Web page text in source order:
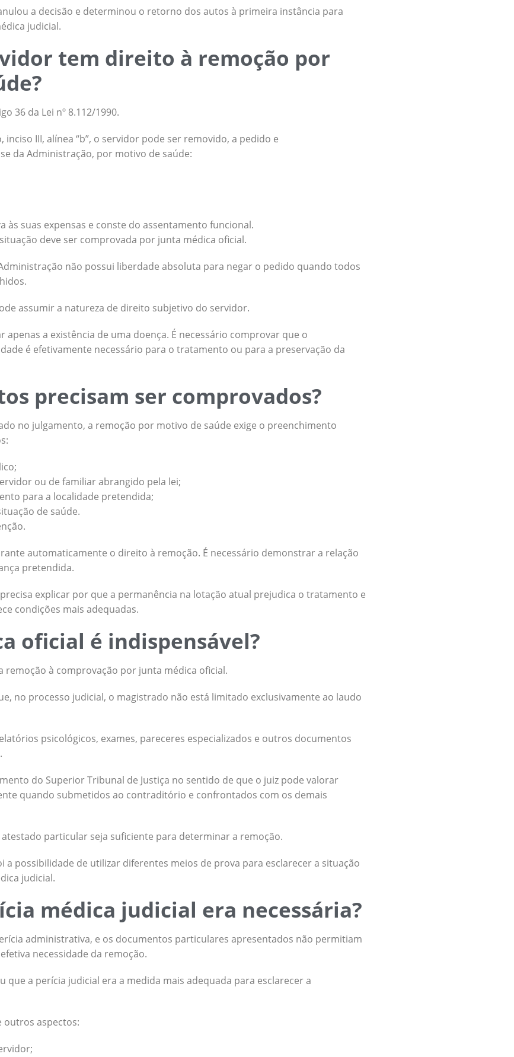
a decisão e determinou o retorno dos autos à primeira instância para
judicial.
tem direito à remoção por
36 da Lei nº 8.112/1990.
III, alínea “b”, o servidor pode ser removido, a pedido e
da Administração, por motivo de saúde:
às suas expensas e conste do assentamento funcional.
deve ser comprovada por junta médica oficial.
não possui liberdade absoluta para negar o pedido quando todos
assumir a natureza de direito subjetivo do servidor.
a existência de uma doença. É necessário comprovar que o
é efetivamente necessário para o tratamento ou para a preservação da
precisam ser comprovados?
no julgamento, a remoção por motivo de saúde exige o preenchimento
ou de familiar abrangido pela lei;
para a localidade pretendida;
de saúde.
automaticamente o direito à remoção. É necessário demonstrar a relação
pretendida.
explicar por que a permanência na lotação atual prejudica o tratamento e
condições mais adequadas.
oficial é indispensável?
remoção à comprovação por junta médica oficial.
no processo judicial, o magistrado não está limitado exclusivamente ao laudo
psicológicos, exames, pareceres especializados e outros documentos
do Superior Tribunal de Justiça no sentido de que o juiz pode valorar
quando submetidos ao contraditório e confrontados com os demais
particular seja suficiente para determinar a remoção.
a possibilidade de utilizar diferentes meios de prova para esclarecer a situação
judicial.
médica judicial era necessária?
administrativa, e os documentos particulares apresentados não permitiam
necessidade da remoção.
que a perícia judicial era a medida mais adequada para esclarecer a
outros aspectos: